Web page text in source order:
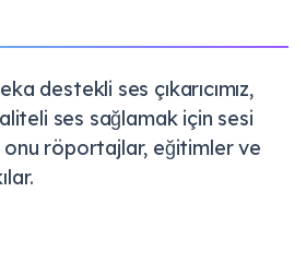
destekli ses çıkarıcımız,
ses sağlamak için sesi
onu röportajlar, eğitimler ve